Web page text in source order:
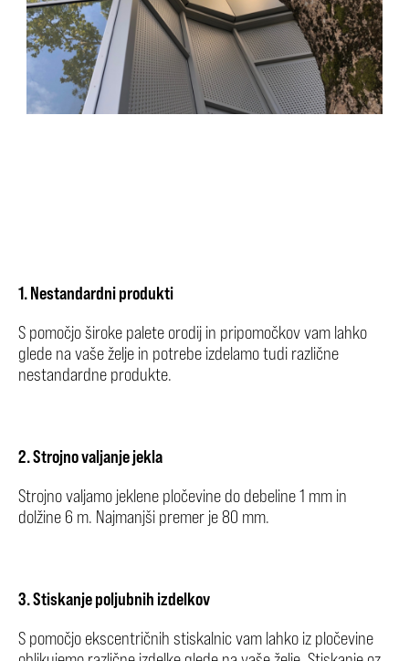
1. Nestandardni produkti
S pomočjo široke palete orodij in pripomočkov vam lahko
glede na vaše želje in potrebe izdelamo tudi različne
nestandardne produkte.
2. Strojno valjanje jekla
Strojno valjamo jeklene pločevine do debeline 1 mm in
dolžine 6 m. Najmanjši premer je 80 mm.
3. Stiskanje poljubnih izdelkov
S pomočjo ekscentričnih stiskalnic vam lahko iz pločevine